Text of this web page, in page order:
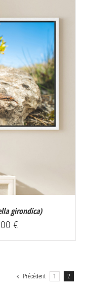
à
130,00 €
girondica)
€Plage
Précédent 1 2